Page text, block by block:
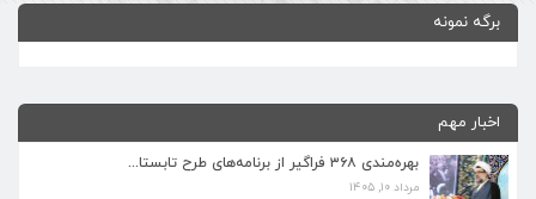
برگه نمونه
اخبار مهم
بهره‌مندی ۳۶۸ فراگیر از برنامه‌های طرح تابستا...
مرداد ۱۰, ۱۴۰۵